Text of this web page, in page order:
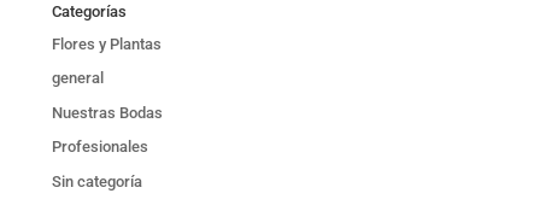
Categorías
Flores y Plantas
general
Nuestras Bodas
Profesionales
Sin categoría